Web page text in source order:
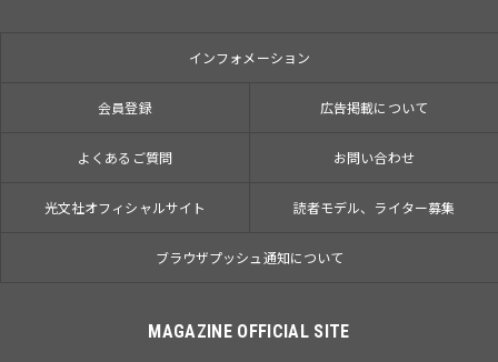
インフォメーション
会員登録 広告掲載について
よくあるご質問 お問い合わせ
光文社オフィシャルサイト 読者モデル、ライター募集
ブラウザプッシュ通知について
MAGAZINE OFFICIAL SITE